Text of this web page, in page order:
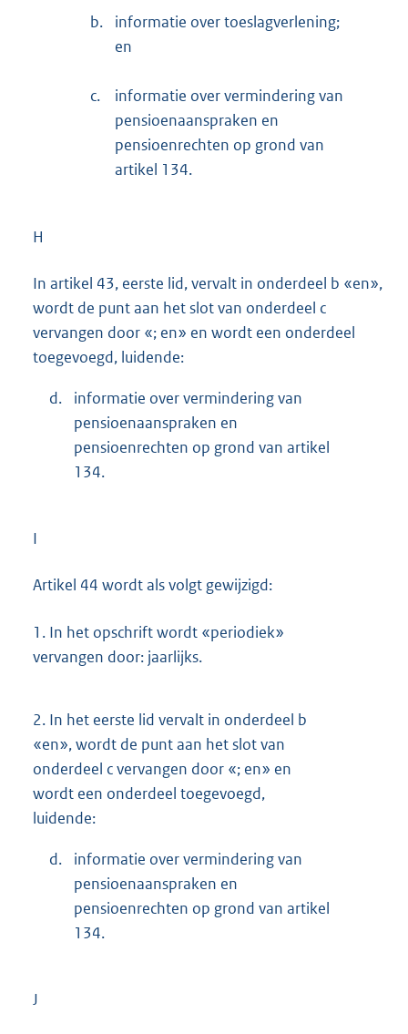
b.
informatie over toeslagverlening;
en
c.
informatie over vermindering van
pensioenaanspraken en
pensioenrechten op grond van
artikel 134.
H
In artikel 43, eerste lid, vervalt in onderdeel b «en»,
wordt de punt aan het slot van onderdeel c
vervangen door «; en» en wordt een onderdeel
toegevoegd, luidende:
d.
informatie over vermindering van
pensioenaanspraken en
pensioenrechten op grond van artikel
134.
I
Artikel 44 wordt als volgt gewijzigd:
1. In het opschrift wordt «periodiek»
vervangen door: jaarlijks.
2. In het eerste lid vervalt in onderdeel b
«en», wordt de punt aan het slot van
onderdeel c vervangen door «; en» en
wordt een onderdeel toegevoegd,
luidende:
d.
informatie over vermindering van
pensioenaanspraken en
pensioenrechten op grond van artikel
134.
J